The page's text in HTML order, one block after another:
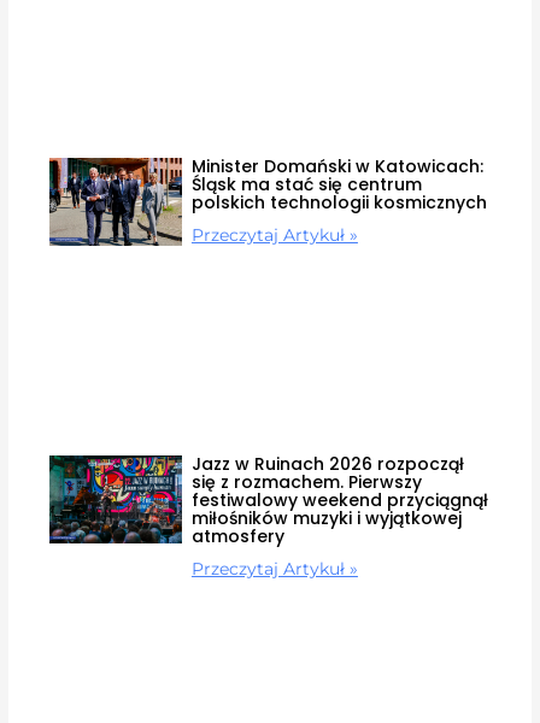
Minister Domański w Katowicach:
Śląsk ma stać się centrum
polskich technologii kosmicznych
Przeczytaj Artykuł »
Jazz w Ruinach 2026 rozpoczął
się z rozmachem. Pierwszy
festiwalowy weekend przyciągnął
miłośników muzyki i wyjątkowej
atmosfery
Przeczytaj Artykuł »